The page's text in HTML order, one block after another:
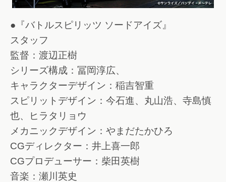
●『バトルスピリッツ ソードアイズ』
スタッフ
監督：渡辺正樹
シリーズ構成：冨岡淳広、
キャラクターデザイン：稲吉智重
スピリットデザイン：今石進、丸山浩、寺島慎
也、ヒラタリョウ
メカニックデザイン：やまだたかひろ
CGディレクター：井上喜一郎
CGプロデューサー：柴田英樹
音楽：瀬川英史